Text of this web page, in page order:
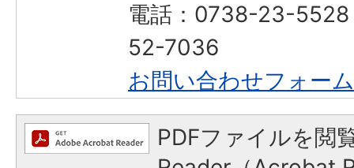
電話：0738-23-
52-7036
お問い合わせフォーム
PDFファイルを閲